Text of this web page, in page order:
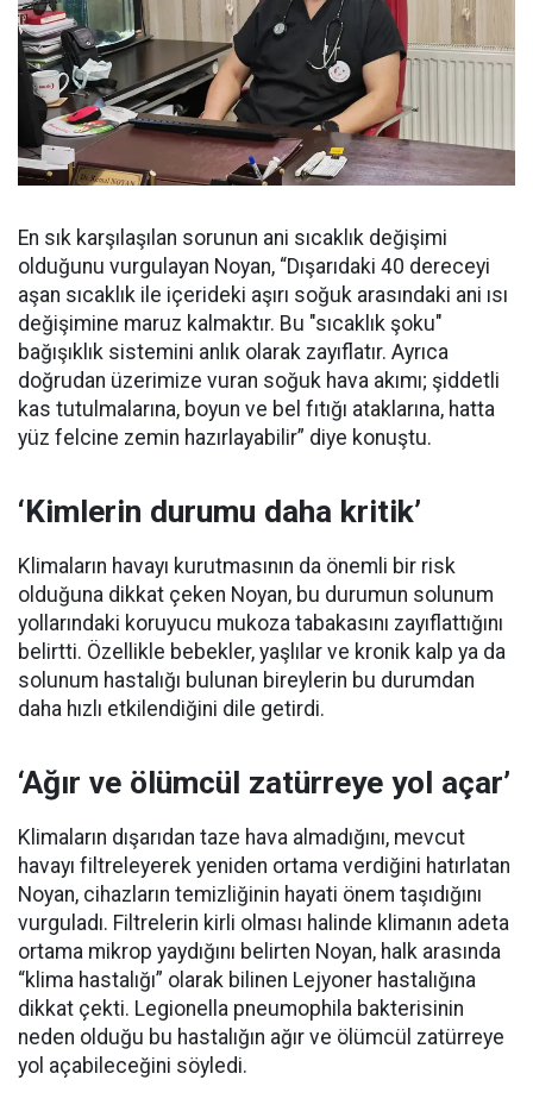
En sık karşılaşılan sorunun ani sıcaklık değişimi
olduğunu vurgulayan Noyan, “Dışarıdaki 40 dereceyi
aşan sıcaklık ile içerideki aşırı soğuk arasındaki ani ısı
değişimine maruz kalmaktır. Bu "sıcaklık şoku"
bağışıklık sistemini anlık olarak zayıflatır. Ayrıca
doğrudan üzerimize vuran soğuk hava akımı; şiddetli
kas tutulmalarına, boyun ve bel fıtığı ataklarına, hatta
yüz felcine zemin hazırlayabilir” diye konuştu.
‘Kimlerin durumu daha kritik’
Klimaların havayı kurutmasının da önemli bir risk
olduğuna dikkat çeken Noyan, bu durumun solunum
yollarındaki koruyucu mukoza tabakasını zayıflattığını
belirtti. Özellikle bebekler, yaşlılar ve kronik kalp ya da
solunum hastalığı bulunan bireylerin bu durumdan
daha hızlı etkilendiğini dile getirdi.
‘Ağır ve ölümcül zatürreye yol açar’
Klimaların dışarıdan taze hava almadığını, mevcut
havayı filtreleyerek yeniden ortama verdiğini hatırlatan
Noyan, cihazların temizliğinin hayati önem taşıdığını
vurguladı. Filtrelerin kirli olması halinde klimanın adeta
ortama mikrop yaydığını belirten Noyan, halk arasında
“klima hastalığı” olarak bilinen Lejyoner hastalığına
dikkat çekti. Legionella pneumophila bakterisinin
neden olduğu bu hastalığın ağır ve ölümcül zatürreye
yol açabileceğini söyledi.